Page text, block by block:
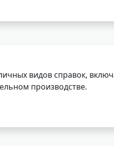
видов справок,
производстве.